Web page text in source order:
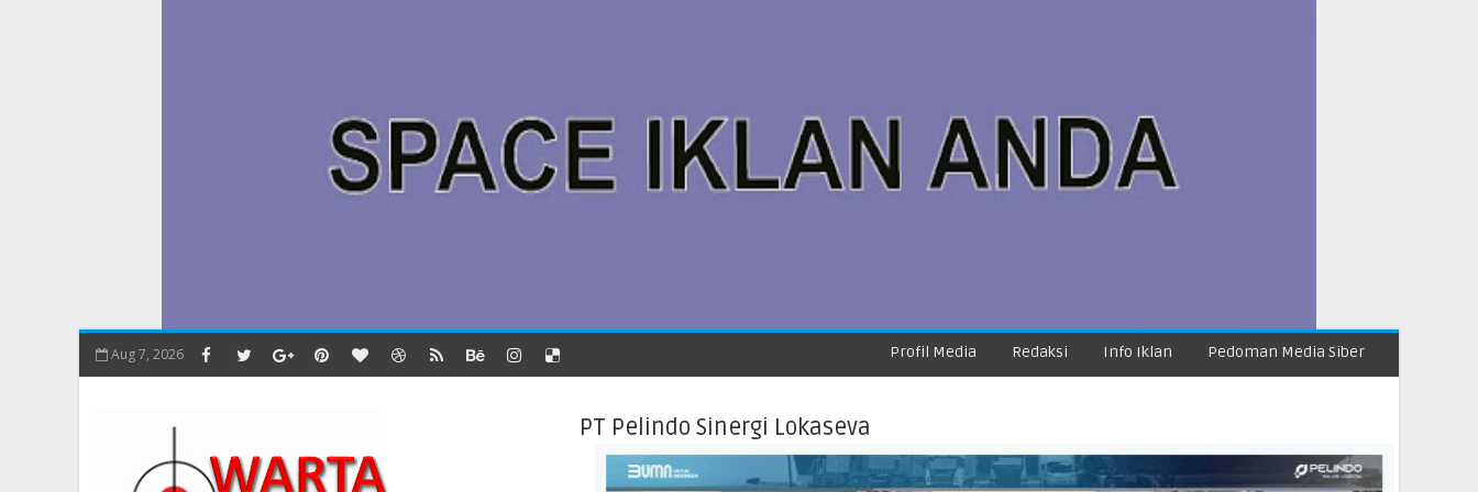
Aug 7, 2026 Profil Media Redaksi Info Iklan Pedoman Media Siber
PT Pelindo Sinergi Lokaseva